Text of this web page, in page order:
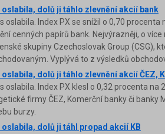
oslabila, dolů ji táhlo zlevnění akcií bank
oslabila. Index PX se snížil o 0,70 procenta
cenných papírů bank. Nejvýrazněji, o
skupiny Czechoslovak Group (CSG),
Vyplývá to z výsledků
oslabila, dolů ji táhlo zlevnění akcií ČEZ,
oslabila. Index PX klesl o 0,32 procenta na
firmy ČEZ, Komerční banky či banky
burzy.
oslabila, dolů ji táhl propad akcií KB